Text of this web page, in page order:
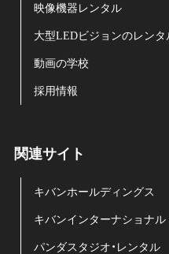
映像機器レンタル
大型LEDビジョンのレンタ
動画の学校
採用情報
関連サイト
キバンホールディングス
キバンインターナショナル
パンダスタジオ・レンタル